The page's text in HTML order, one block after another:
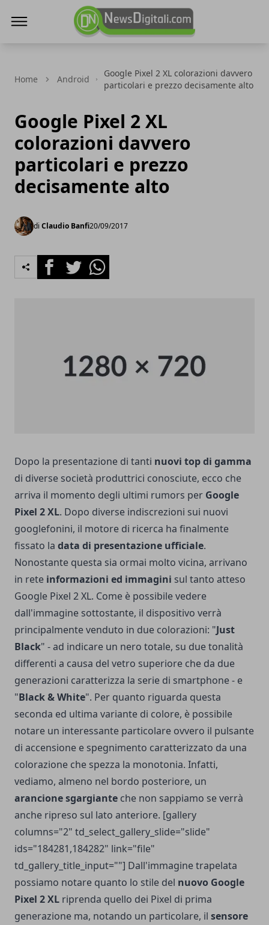
Home Android
Google Pixel 2 XL colorazioni davvero
particolari e prezzo decisamente alto
Google Pixel 2 XL
colorazioni davvero
particolari e prezzo
decisamente alto
di Claudio Banfi20/09/2017
FacebookTwitterWhatsapp
Dopo la presentazione di tanti nuovi top di gamma
di diverse società produttrici conosciute, ecco che
arriva il momento degli ultimi rumors per Google
Pixel 2 XL. Dopo diverse indiscrezioni sui nuovi
googlefonini, il motore di ricerca ha finalmente
fissato la data di presentazione ufficiale.
Nonostante questa sia ormai molto vicina, arrivano
in rete informazioni ed immagini sul tanto atteso
Google Pixel 2 XL. Come è possibile vedere
dall'immagine sottostante, il dispositivo verrà
principalmente venduto in due colorazioni: "Just
Black" - ad indicare un nero totale, su due tonalità
differenti a causa del vetro superiore che da due
generazioni caratterizza la serie di smartphone - e
"Black & White". Per quanto riguarda questa
seconda ed ultima variante di colore, è possibile
notare un interessante particolare ovvero il pulsante
di accensione e spegnimento caratterizzato da una
colorazione che spezza la monotonia. Infatti,
vediamo, almeno nel bordo posteriore, un
arancione sgargiante che non sappiamo se verrà
anche ripreso sul lato anteriore. [gallery
columns="2" td_select_gallery_slide="slide"
ids="184281,184282" link="file"
td_gallery_title_input=""] Dall'immagine trapelata
possiamo notare quanto lo stile del nuovo Google
Pixel 2 XL riprenda quello dei Pixel di prima
generazione ma, notando un particolare, il sensore